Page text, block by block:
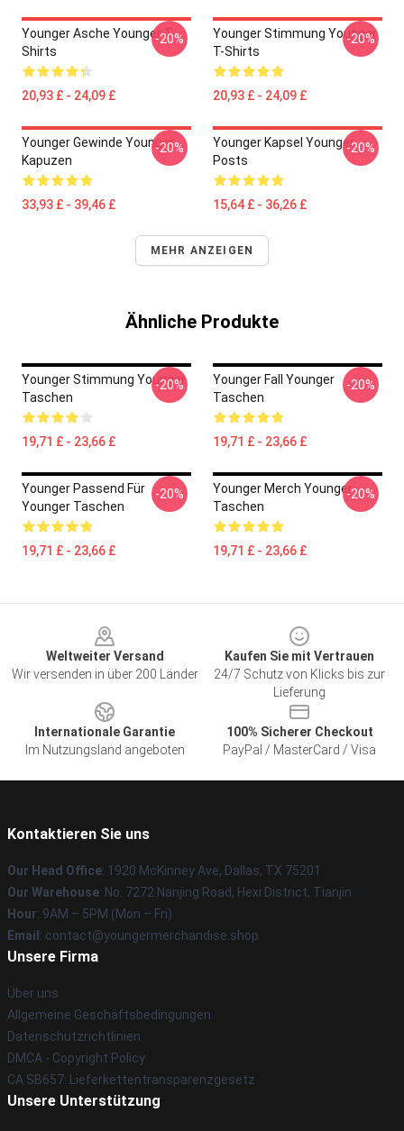
Younger Asche Younger T-
Shirts
20,93 £ - 24,09 £
-20%
Younger Stimmung Younger
T-Shirts
20,93 £ - 24,09 £
-20%
Younger Gewinde Younger
Kapuzen
33,93 £ - 39,46 £
-20%
Younger Kapsel Younger
Posts
15,64 £ - 36,26 £
-20%
MEHR ANZEIGEN
Ähnliche Produkte
Younger Stimmung Younger
Taschen
19,71 £ - 23,66 £
-20%
Younger Fall Younger
Taschen
19,71 £ - 23,66 £
-20%
Younger Passend Für
Younger Taschen
19,71 £ - 23,66 £
-20%
Younger Merch Younger
Taschen
19,71 £ - 23,66 £
-20%
Weltweiter Versand
Wir versenden in über 200 Länder
Kaufen Sie mit Vertrauen
24/7 Schutz von Klicks bis zur
Lieferung
Internationale Garantie
Im Nutzungsland angeboten
100% Sicherer Checkout
PayPal / MasterCard / Visa
Kontaktieren Sie uns
Our Head Office: 1920 McKinney Ave, Dallas, TX 75201
Our Warehouse: No. 7272 Nanjing Road, Hexi District, Tianjin
Hour: 9AM – 5PM (Mon – Fri)
Email : contact@youngermerchandise.shop
Unsere Firma
Über uns
Allgemeine Geschäftsbedingungen
Datenschutzrichtlinien
DMCA - Copyright Policy
CA SB657: Lieferkettentransparenzgesetz
Unsere Unterstützung